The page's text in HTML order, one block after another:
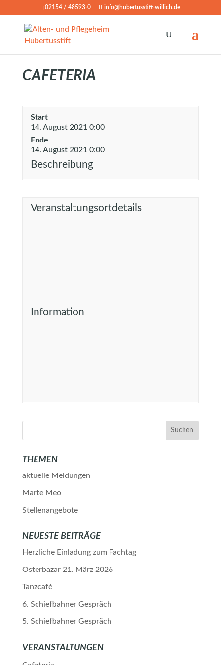
02154 / 48593-0 info@hubertusstift-willich.de
CAFETERIA
Start
14. August 2021 0:00
Ende
14. August 2021 0:00
Beschreibung
Veranstaltungsortdetails
Information
THEMEN
aktuelle Meldungen
Marte Meo
Stellenangebote
NEUESTE BEITRÄGE
Herzliche Einladung zum Fachtag
Osterbazar 21. März 2026
Tanzcafé
6. Schiefbahner Gespräch
5. Schiefbahner Gespräch
VERANSTALTUNGEN